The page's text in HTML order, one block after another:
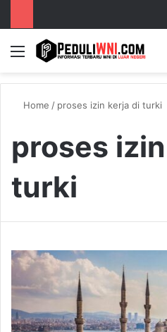
Menu
Home / proses izin kerja di turki
proses
turki